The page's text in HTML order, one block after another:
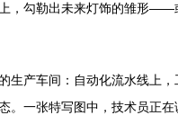
，勾勒出未来灯饰的雏形
生产车间：自动化流水线上
一张特写图中，技术员正